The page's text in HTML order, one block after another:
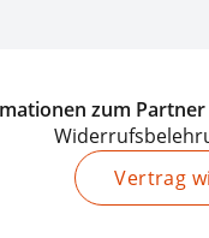
zum
Vertrag